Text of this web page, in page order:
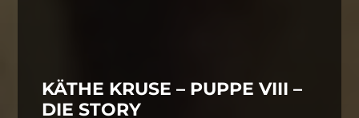
KÄTHE KRUSE – PUPPE VIII –
DIE STORY